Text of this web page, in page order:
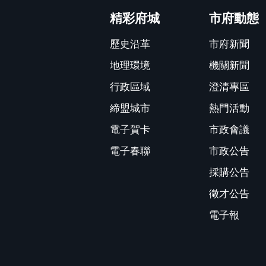
精彩府城
歷史沿革
地理環境
行政區域
締盟城市
電子賀卡
電子春聯
市府動態
市府新聞
機關新聞
澄清專區
熱門活動
市政會議
市政公告
採購公告
徵才公告
電子報